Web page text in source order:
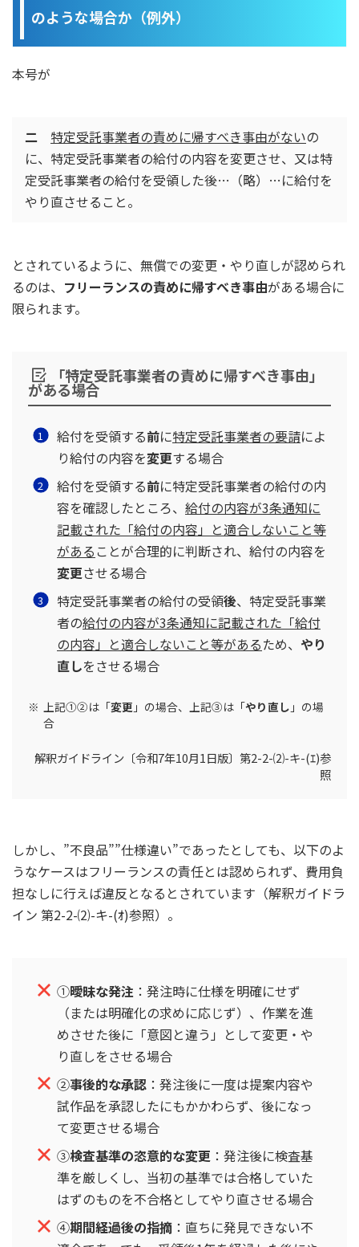
のような場合か（例外）
本号が
二 特定受託事業者の責めに帰すべき事由がないの
に、特定受託事業者の給付の内容を変更させ、又は特
定受託事業者の給付を受領した後…（略）…に給付を
やり直させること。
とされているように、無償での変更・やり直しが認められ
るのは、 フリーランスの責めに帰すべき事由がある場合に
限られます。
「特定受託事業者の責めに帰すべき事由」
がある場合
給付を受領する前に特定受託事業者の要請によ
り給付の内容を変更する場合
給付を受領する前に特定受託事業者の給付の内
容を確認したところ、 給付の内容が3条通知に
記載された「給付の内容」と適合しないこと等
がある ことが合理的に判断され、給付の内容を
変更させる場合
特定受託事業者の給付の受領後、特定受託事業
者の給付の内容が3条通知に記載された「給付
の内容」と適合しないこと等があるため、 やり
直しをさせる場合
上記①②は「変更 」の場合、上記③は「やり直し 」の場
合
解釈ガイドライン〔令和7年10月1日版〕第2-2-⑵-キ-(ｴ)参
照
しかし、”不良品””仕様違い”であったとしても、以下のよ
うなケースはフリーランスの責任とは認められず、費用負
担なしに行えば違反となるとされています（解釈ガイドラ
イン 第2-2-⑵-キ-(ｵ)参照）。
①曖昧な発注 ：発注時に仕様を明確にせず
（または明確化の求めに応じず）、作業を進
めさせた後に「意図と違う」として変更・や
り直しをさせる場合
②事後的な承認 ：発注後に一度は提案内容や
試作品を承認したにもかかわらず、後になっ
て変更させる場合
③検査基準の恣意的な変更 ：発注後に検査基
準を厳しくし、当初の基準では合格していた
はずのものを不合格としてやり直させる場合
④期間経過後の指摘 ：直ちに発見できない不